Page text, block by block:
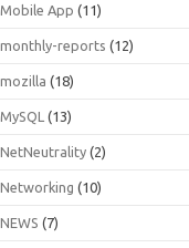
Mobile App (11)
monthly-reports (12)
mozilla (18)
MySQL (13)
NetNeutrality (2)
Networking (10)
NEWS (7)